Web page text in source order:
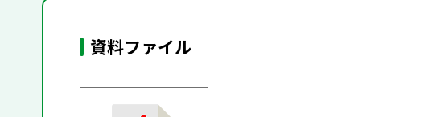
資料ファイル